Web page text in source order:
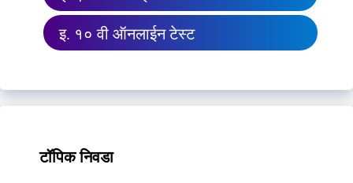
इ. १० वी ऑनलाईन टेस्ट
टॉपिक निवडा